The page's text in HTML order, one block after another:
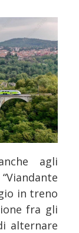
agli
in treno
fra gli
alternare